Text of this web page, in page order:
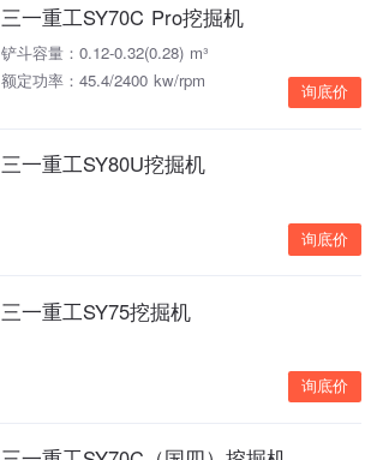
三一重工SY70C Pro挖掘机
铲斗容量：0.12-0.32(0.28) m³
额定功率：45.4/2400 kw/rpm
询底价
三一重工SY80U挖掘机
询底价
三一重工SY75挖掘机
询底价